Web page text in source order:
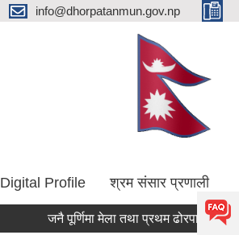
info@dhorpatanmun.gov.np
Digital Profile श्रम संसार प्रणाली
जनै पूर्णिमा मेला तथा प्रथम ढोरपाटन आलु